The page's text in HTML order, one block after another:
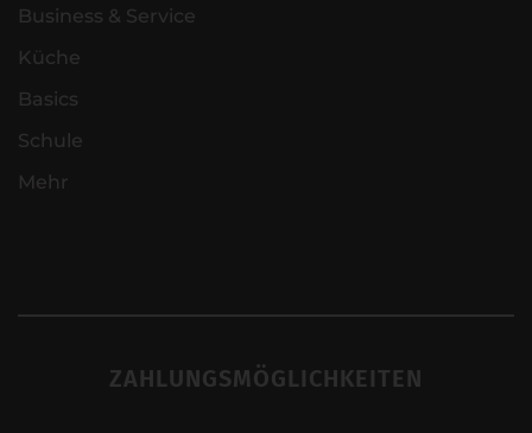
Business & Service
Küche
Basics
Schule
Mehr
ZAHLUNGSMÖGLICHKEITEN